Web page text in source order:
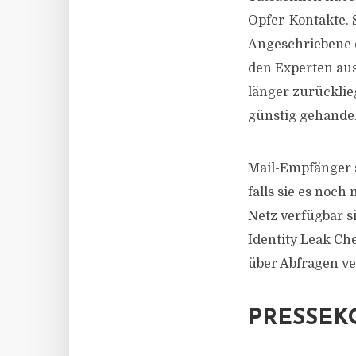
Opfer-Kontakte.
den Experten
länger
günstig
Mail-Empfänger
falls sie es noch
Netz verfügbar
Identity Leak
über Abfragen